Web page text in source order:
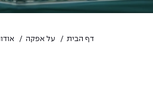
דף הבית על אפקה